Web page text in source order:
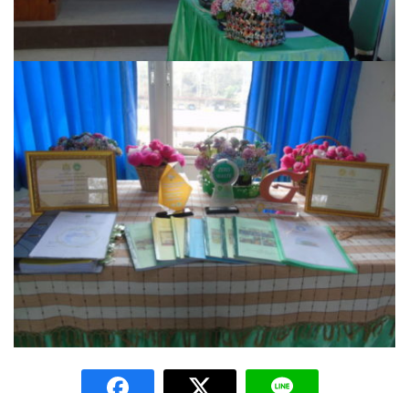
ปัวเดอวิว บูติค รีสอร์ท
ปัวแฮปปี้รีสอร์ท
ปางชมภูโฮมสเตย์
ปาริชาติเพลส
ภิรมณเพลส
ภูรีสอร์ท
มองดูปัวคอทเทจ
ริมดอยรีสอร์ท
ริมน้ำปัวแคมป์ปิ้ง